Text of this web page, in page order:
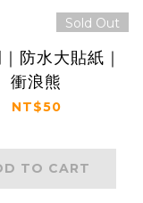
Sold Out
防水大貼紙｜
衝浪熊
NT$50
TO CART